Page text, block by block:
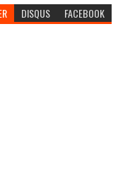
DISQUS FACEBOOK